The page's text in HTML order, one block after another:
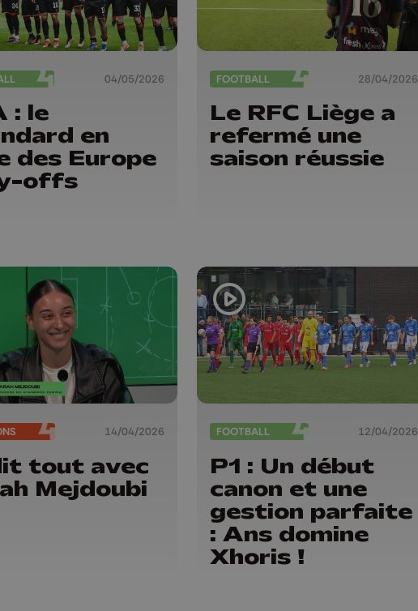
04/05/2026
: le
en
des Europe
offs
FOOTBALL 28/04/2026
Le RFC Liège a
refermé une
saison réussie
14/04/2026
tout avec
Mejdoubi
FOOTBALL 12/04/2026
P1 : Un début
canon et une
gestion parfaite
: Ans domine
Xhoris !